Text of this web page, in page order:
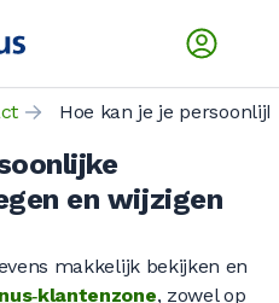
en wijzigen
makkelijk bekijken en
, zowel op